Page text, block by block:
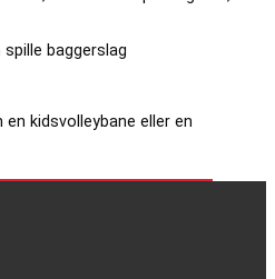
spille baggerslag
en kidsvolleybane eller en